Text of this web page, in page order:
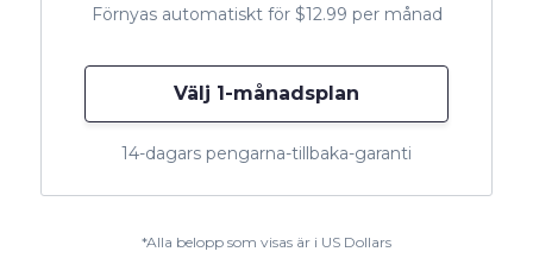
Förnyas automatiskt för $12.99 per månad
Välj 1-månadsplan
14-dagars pengarna-tillbaka-garanti
*Alla belopp som visas är i US Dollars